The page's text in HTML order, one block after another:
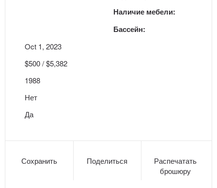
Наличие мебели:
Бассейн:
Oct 1, 2023
$500 / $5,382
1988
Нет
Да
Сохранить Поделиться
Распечатать
брошюру